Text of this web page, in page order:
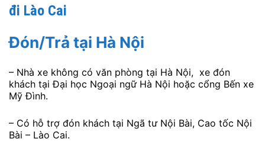
đi Lào Cai
Đón/Trả tại Hà Nội
– Nhà xe không có văn phòng tại Hà Nội, xe đón
khách tại Đại học Ngoại ngữ Hà Nội hoặc cổng Bến xe
Mỹ Đình.
– Có hỗ trợ đón khách tại Ngã tư Nội Bài, Cao tốc Nội
Bài – Lào Cai.